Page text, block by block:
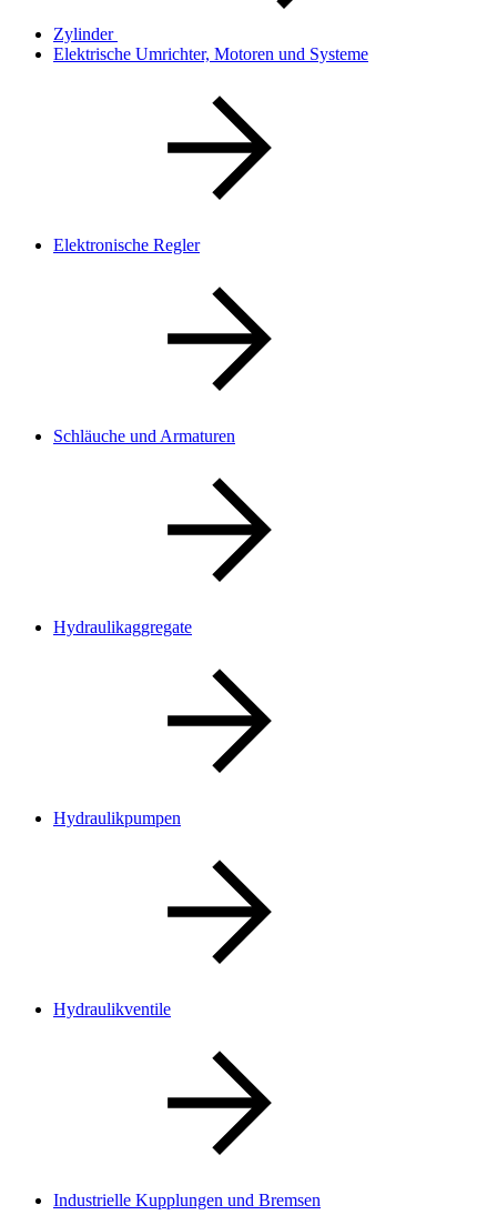
Zylinder
Elektrische Umrichter, Motoren und Systeme
Elektronische Regler
Schläuche und Armaturen
Hydraulikaggregate
Hydraulikpumpen
Hydraulikventile
Industrielle Kupplungen und Bremsen